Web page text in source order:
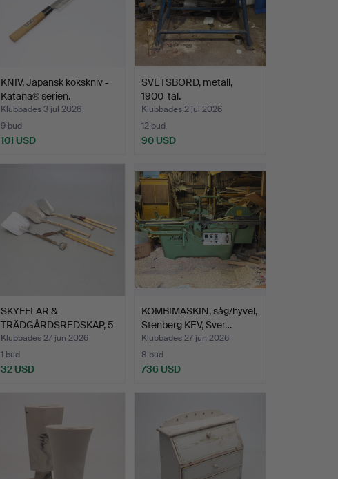
KNIV, Japansk kökskniv -
Katana® serien.
Klubbades 3 jul 2026
9 bud
101 USD
SVETSBORD, metall,
1900-tal.
Klubbades 2 jul 2026
12 bud
90 USD
SKYFFLAR &
TRÄDGÅRDSREDSKAP, 5
st, b.la. N…
Klubbades 27 jun 2026
1 bud
32 USD
KOMBIMASKIN, såg/hyvel,
Stenberg KEV, Sver…
Klubbades 27 jun 2026
8 bud
736 USD